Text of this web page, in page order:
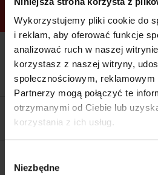
Wykorzystujemy pliki cookie do
i reklam, aby oferować funkcje
analizować ruch w naszej
korzystasz z naszej witryny,
społecznościowym,
Partnerzy mogą połączyć te
otrzymanymi od Ciebie lub
korzystania z ich usług.
zgody
Niezbędne
ramach
pakietów
VIP
Kolacja z prelegentami i before
party (Hotel Sheraton, 27.10) tylko
wbilecie ALLPASS VIP
Dostępne
tylko w
bilecie
ALLPASS
VIP
Dedykowana strefa VIP z
możliwością networkingu z
prelegentami i wystawcami w
WARTOŚĆ: 1970 zł